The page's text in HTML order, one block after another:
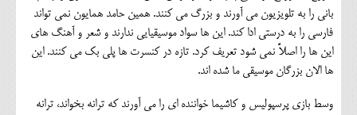
بانی را به تلویزیون می آورند و بزرگ می کنند. همین حامد همایون نمی تواند
فارسی را به درستی ادا کند. این ها سواد موسیقیایی ندارند و شعر و آهنگ های
این ها را اصلاً نمی شود تعریف کرد. تازه در کنسرت ها پلی بک می کنند. این
ها الان بزرگان موسیقی ما شده اند.
وسط بازی پرسپولیس و کاشیما خواننده ای را می آورند که ترانه بخواند، ترانه